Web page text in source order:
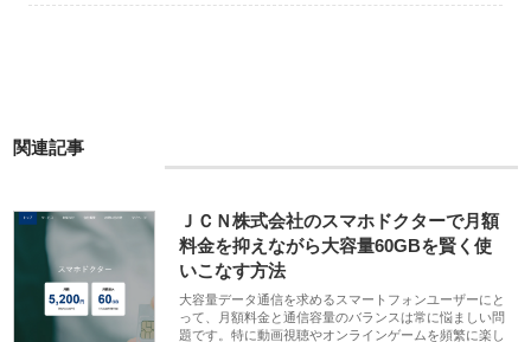
関連記事
ＪＣＮ株式会社のスマホドクターで月額
料金を抑えながら大容量60GBを賢く使
いこなす方法
大容量データ通信を求めるスマートフォンユーザーにと
って、月額料金と通信容量のバランスは常に悩ましい問
題です。特に動画視聴やオンラインゲームを頻繁に楽し